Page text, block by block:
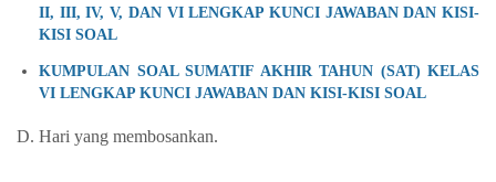
II, III, IV, V, DAN VI LENGKAP KUNCI JAWABAN DAN KISI-
KISI SOAL
KUMPULAN SOAL SUMATIF AKHIR TAHUN (SAT) KELAS
VI LENGKAP KUNCI JAWABAN DAN KISI-KISI SOAL
D. Hari yang membosankan.